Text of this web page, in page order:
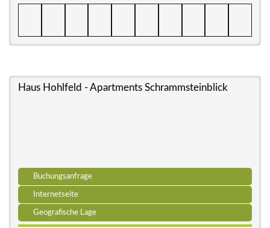
Haus Hohlfeld - Apartments Schrammsteinblick
Buchungsanfrage
Internetseite
Geografische Lage